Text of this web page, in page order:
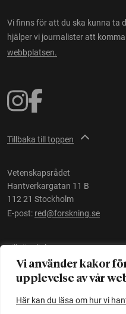
Vi använder kakor
upplevelse av vår
Här kan du läsa om hur vi
Vi finns för att du ska kunna ta
hjälper vi journalister att
webbplatsen.
Tillbaka till toppen
Vetenskapsrådet
Hantverkargatan 11 B
112 21 Stockholm
E-post: red@forskning.se
Tillgänglighet
Ett initiativ avVetenskapsrådet